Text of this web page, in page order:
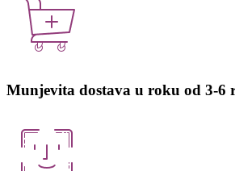
Munjevita dostava u roku od 3-6